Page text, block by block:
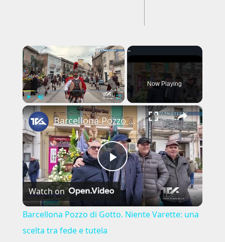
×
Play Fullscreen
Now Playing
×
Play
Video
Barcellona Pozzo di Gotto. Niente Varette: una scelta tra fede e tutela
Watch on
Barcellona Pozzo di Gotto. Niente Varette: una
scelta tra fede e tutela